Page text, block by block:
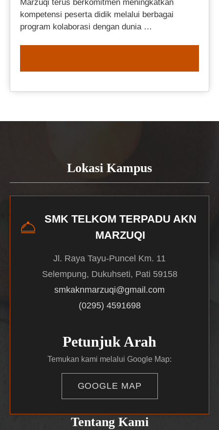
Marzuqi terus berkomitmen meningkatkan
kompetensi peserta didik melalui berbagai
program kolaborasi dengan dunia …
Tentang Kami
Lokasi Kampus
SMK TELKOM TERPADU AKN
MARZUQI
Jl. Raya Tayu-Puncel Km. 11
Selempung, Dukuhseti, Pati 59158
smkaknmarzuqi@gmail.com
(0295) 4591698
Petunjuk Arah
Temukan kami melalui Google Map:
GOOGLE MAP